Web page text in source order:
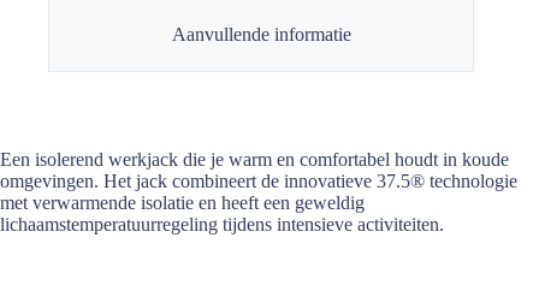
Aanvullende informatie
Een isolerend werkjack die je warm en comfortabel houdt in koude
omgevingen. Het jack combineert de innovatieve 37.5® technologie
met verwarmende isolatie en heeft een geweldig
lichaamstemperatuurregeling tijdens intensieve activiteiten.